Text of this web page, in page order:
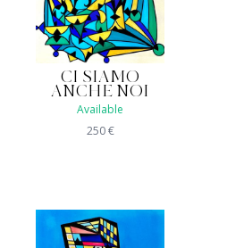
CI SIAMO
ANCHE NOI
Available
250€